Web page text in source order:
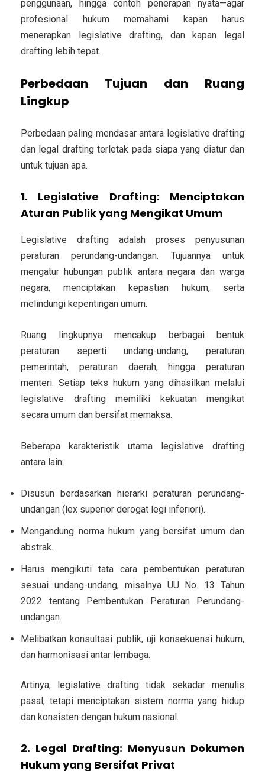
penggunaan, hingga contoh penerapan nyata—agar
profesional hukum memahami kapan harus
menerapkan legislative drafting, dan kapan legal
drafting lebih tepat.
Perbedaan Tujuan dan Ruang
Lingkup
Perbedaan paling mendasar antara legislative drafting
dan legal drafting terletak pada siapa yang diatur dan
untuk tujuan apa.
1. Legislative Drafting: Menciptakan
Aturan Publik yang Mengikat Umum
Legislative drafting adalah proses penyusunan
peraturan perundang-undangan. Tujuannya untuk
mengatur hubungan publik antara negara dan warga
negara, menciptakan kepastian hukum, serta
melindungi kepentingan umum.
Ruang lingkupnya mencakup berbagai bentuk
peraturan seperti undang-undang, peraturan
pemerintah, peraturan daerah, hingga peraturan
menteri. Setiap teks hukum yang dihasilkan melalui
legislative drafting memiliki kekuatan mengikat
secara umum dan bersifat memaksa.
Beberapa karakteristik utama legislative drafting
antara lain:
Disusun berdasarkan hierarki peraturan perundang-
undangan (lex superior derogat legi inferiori).
Mengandung norma hukum yang bersifat umum dan
abstrak.
Harus mengikuti tata cara pembentukan peraturan
sesuai undang-undang, misalnya UU No. 13 Tahun
2022 tentang Pembentukan Peraturan Perundang-
undangan.
Melibatkan konsultasi publik, uji konsekuensi hukum,
dan harmonisasi antar lembaga.
Artinya, legislative drafting tidak sekadar menulis
pasal, tetapi menciptakan sistem norma yang hidup
dan konsisten dengan hukum nasional.
2. Legal Drafting: Menyusun Dokumen
Hukum yang Bersifat Privat